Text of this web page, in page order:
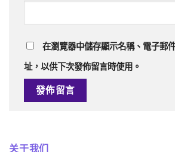
在瀏覽器中儲存顯示名稱、電子郵
址，以供下次發佈留言時使用。
关于我们